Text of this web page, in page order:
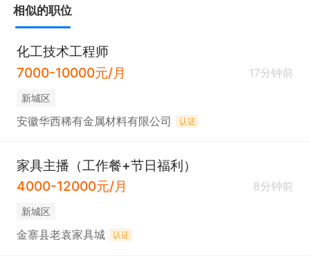
相似的职位
化工技术工程师
7000-10000元/月
17分钟前
新城区
安徽华西稀有金属材料有限公司 认证
家具主播（工作餐+节日福利）
4000-12000元/月
8分钟前
新城区
金寨县老袁家具城 认证